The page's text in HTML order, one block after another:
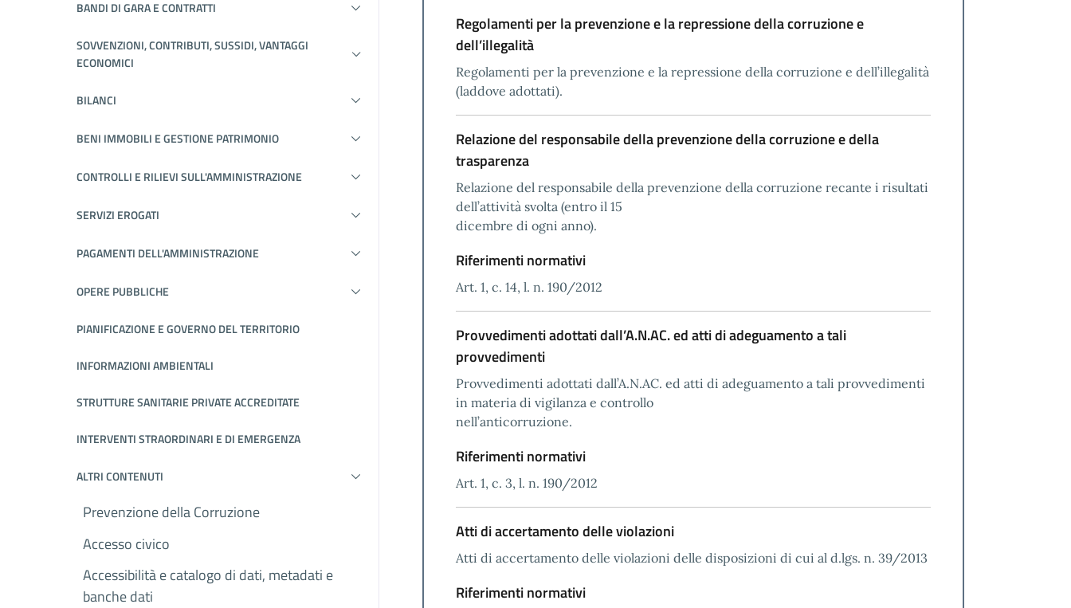
BANDI DI GARA E CONTRATTI
SOVVENZIONI, CONTRIBUTI, SUSSIDI, VANTAGGI
ECONOMICI
BILANCI
BENI IMMOBILI E GESTIONE PATRIMONIO
CONTROLLI E RILIEVI SULL'AMMINISTRAZIONE
SERVIZI EROGATI
PAGAMENTI DELL'AMMINISTRAZIONE
OPERE PUBBLICHE
PIANIFICAZIONE E GOVERNO DEL TERRITORIO
INFORMAZIONI AMBIENTALI
STRUTTURE SANITARIE PRIVATE ACCREDITATE
INTERVENTI STRAORDINARI E DI EMERGENZA
ALTRI CONTENUTI
Prevenzione della Corruzione
Accesso civico
Accessibilità e catalogo di dati, metadati e
banche dati
Regolamenti per la prevenzione e la repressione della corruzione e
dell’illegalità
Regolamenti per la prevenzione e la repressione della corruzione e dell’illegalità
(laddove adottati).
Relazione del responsabile della prevenzione della corruzione e della
trasparenza
Relazione del responsabile della prevenzione della corruzione recante i risultati
dell’attività svolta (entro il 15
dicembre di ogni anno).
Riferimenti normativi
Art. 1, c. 14, l. n. 190/2012
Provvedimenti adottati dall’A.N.AC. ed atti di adeguamento a tali
provvedimenti
Provvedimenti adottati dall’A.N.AC. ed atti di adeguamento a tali provvedimenti
in materia di vigilanza e controllo
nell’anticorruzione.
Riferimenti normativi
Art. 1, c. 3, l. n. 190/2012
Atti di accertamento delle violazioni
Atti di accertamento delle violazioni delle disposizioni di cui al d.lgs. n. 39/2013
Riferimenti normativi